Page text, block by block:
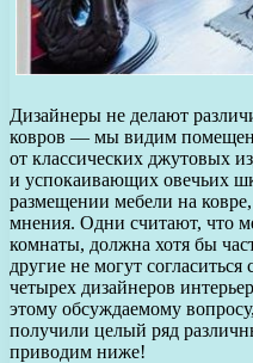
Дизайнеры не делают
ковров — мы видим
от классических джутовых
и успокаивающих овечьих
размещении мебели на
мнения. Одни считают, что
комнаты, должна хотя бы
другие не могут
четырех дизайнеров
этому обсуждаемому
получили целый ряд
приводим ниже!